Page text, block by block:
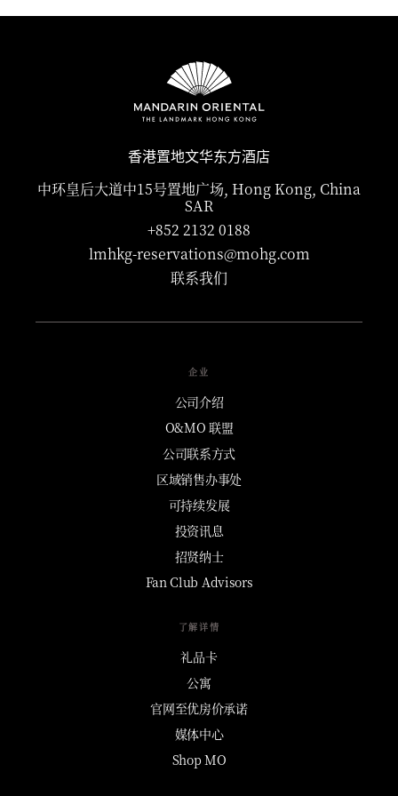
arrival, while some bookings may be non-refundable.
香港置地文华东方酒店
中环皇后大道中15号置地广场, Hong Kong, China
SAR
+852 2132 0188
lmhkg-reservations@mohg.com
联系我们
企业
公司介绍
O&MO 联盟
公司联系方式
区域销售办事处
可持续发展
投资讯息
招贤纳士
Fan Club Advisors
了解详情
礼品卡
公寓
官网至优房价承诺
媒体中心
Shop MO